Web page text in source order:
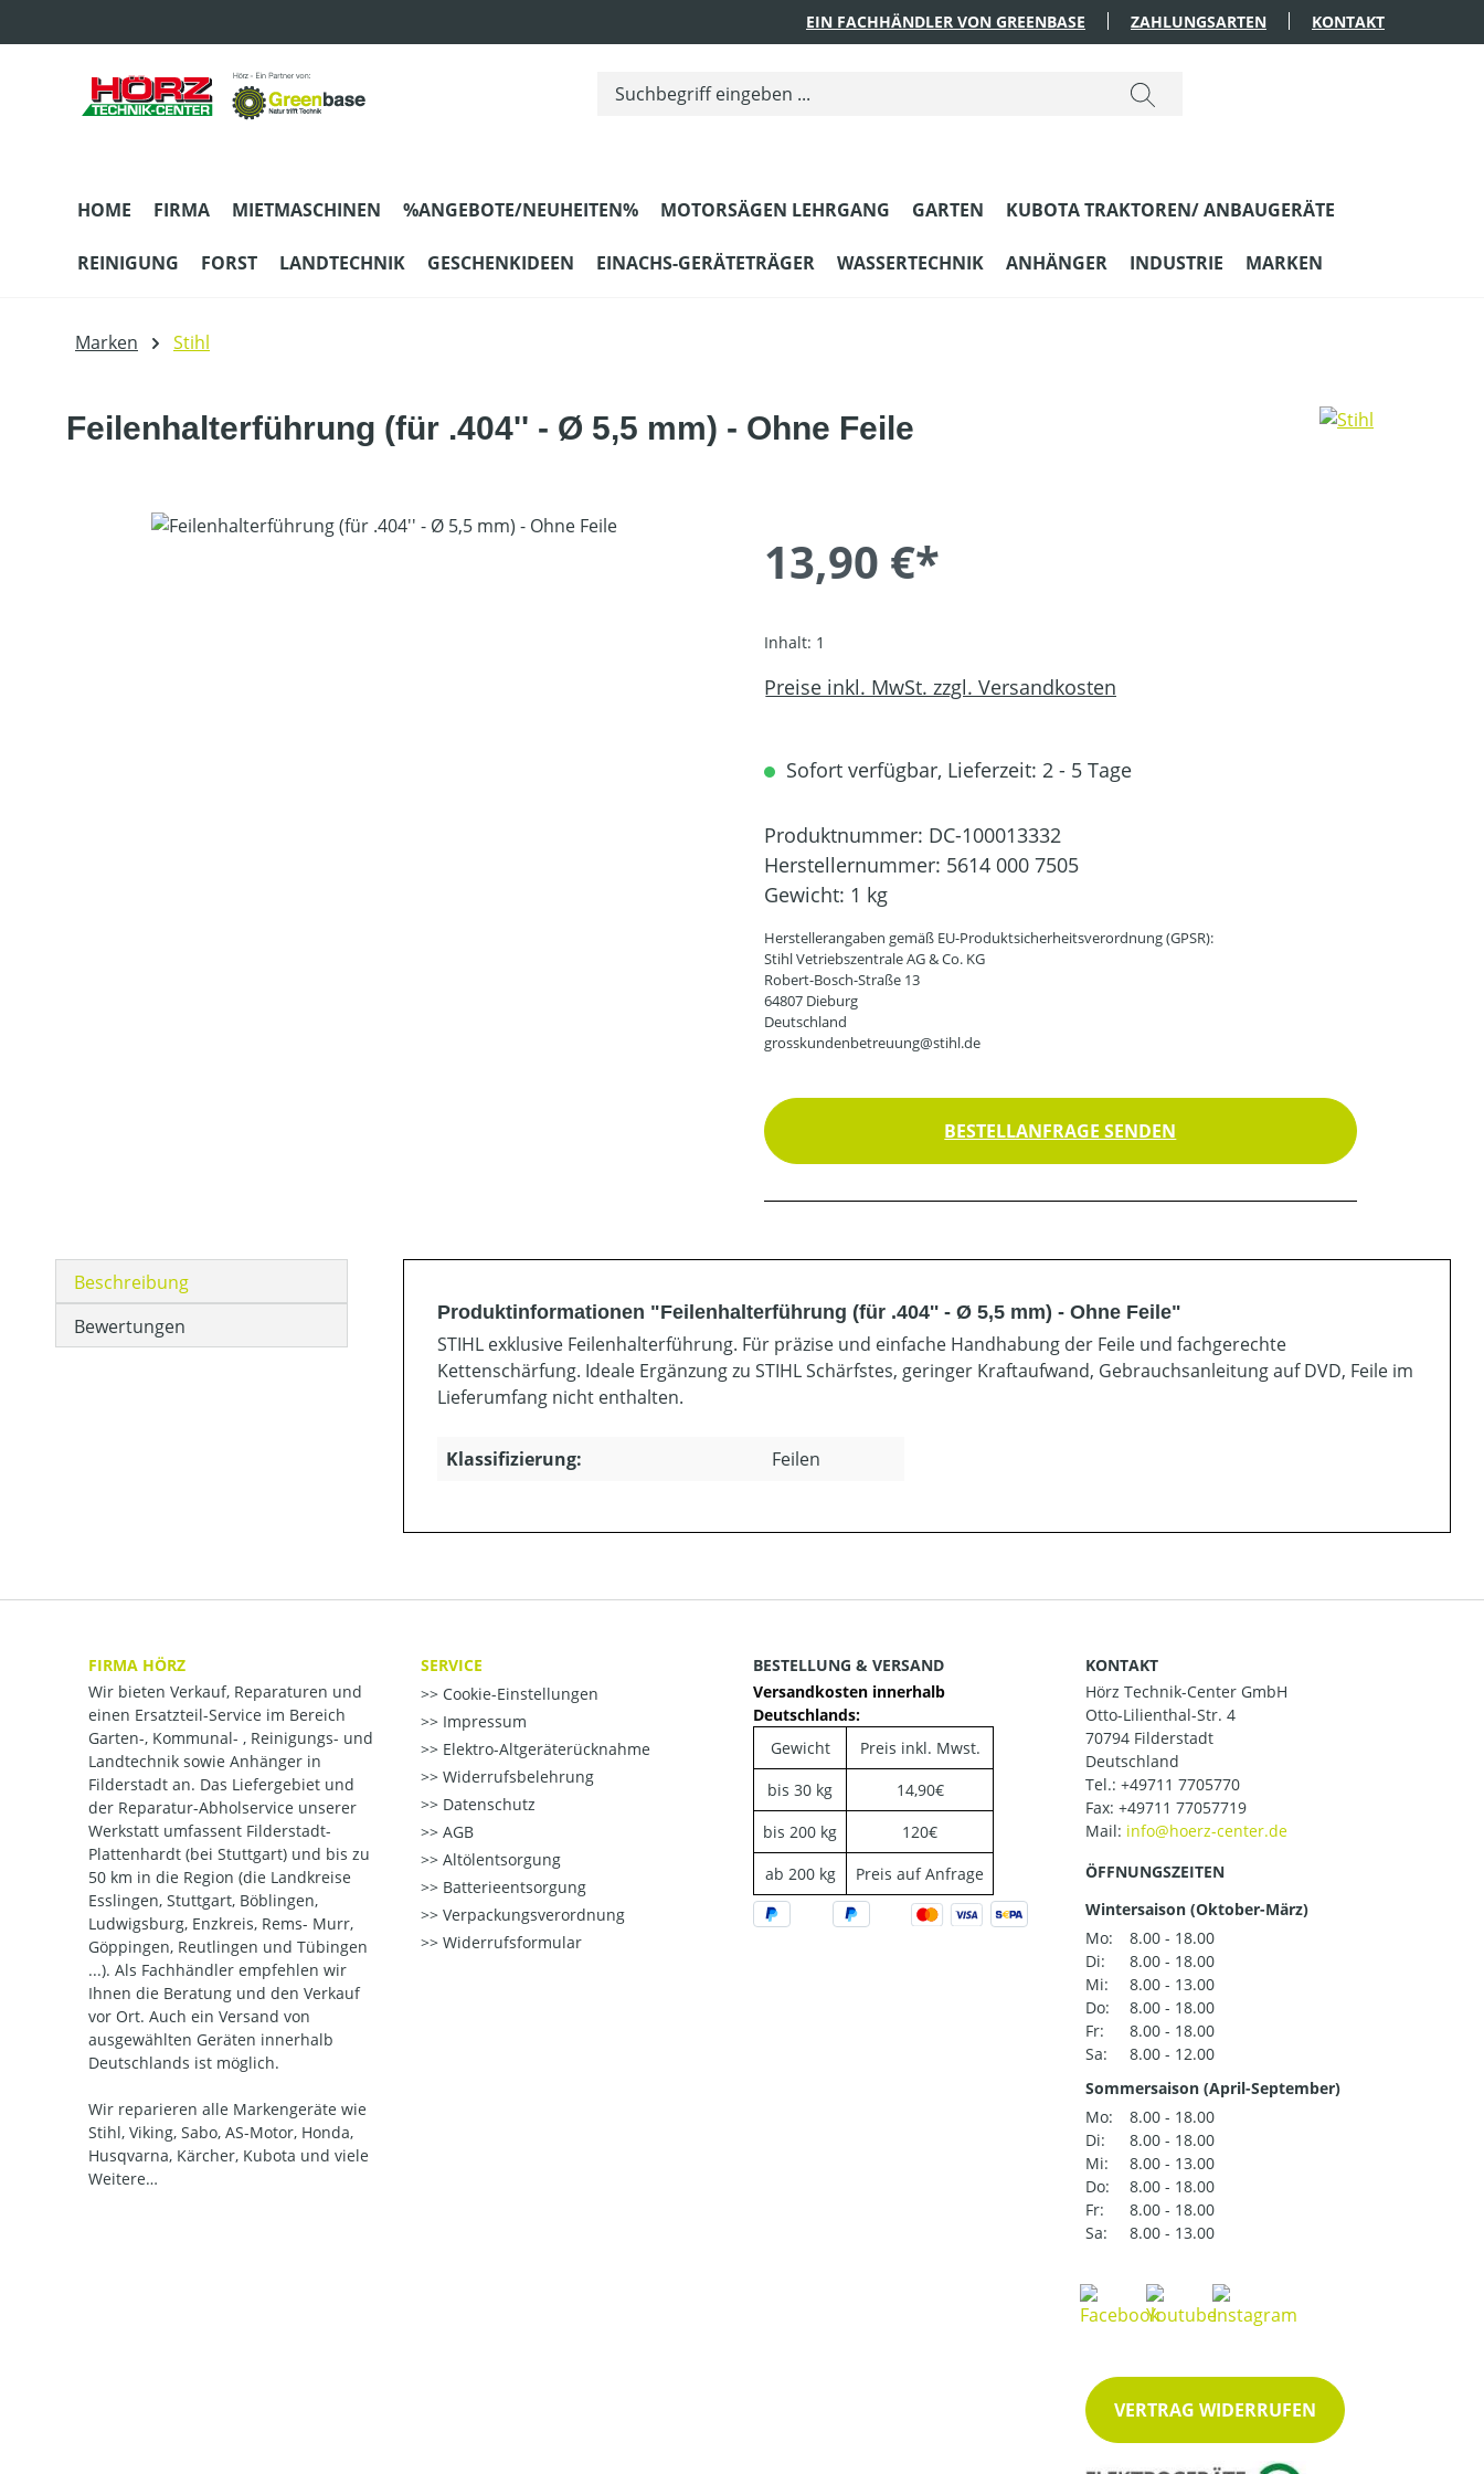
EIN FACHHÄNDLER VON GREENBASE ZAHLUNGSARTEN KONTAKT
HOME FIRMA MIETMASCHINEN %ANGEBOTE/NEUHEITEN% MOTORSÄGEN LEHRGANG GARTEN KUBOTA TRAKTOREN/ ANBAUGERÄTE
REINIGUNG FORST LANDTECHNIK GESCHENKIDEEN EINACHS-GERÄTETRÄGER WASSERTECHNIK ANHÄNGER INDUSTRIE MARKEN
Marken Stihl
Feilenhalterführung (für .404'' - Ø 5,5 mm) - Ohne Feile
Bildergalerie überspringen
13,90 €*
Inhalt: 1
Preise inkl. MwSt. zzgl. Versandkosten
Sofort verfügbar, Lieferzeit: 2 - 5 Tage
Produktnummer: DC-100013332
Herstellernummer: 5614 000 7505
Gewicht: 1 kg
Herstellerangaben gemäß EU-Produktsicherheitsverordnung (GPSR):
Stihl Vetriebszentrale AG & Co. KG
Robert-Bosch-Straße 13
64807 Dieburg
Deutschland
grosskundenbetreuung@stihl.de
BESTELLANFRAGE SENDEN
Beschreibung
Bewertungen
Produktinformationen "Feilenhalterführung (für .404'' - Ø 5,5 mm) - Ohne Feile"
STIHL exklusive Feilenhalterführung. Für präzise und einfache Handhabung der Feile und fachgerechte
Kettenschärfung. Ideale Ergänzung zu STIHL Schärfstes, geringer Kraftaufwand, Gebrauchsanleitung auf DVD, Feile im
Lieferumfang nicht enthalten.
Klassifizierung: Feilen
FIRMA HÖRZ
Wir bieten Verkauf, Reparaturen und
einen Ersatzteil-Service im Bereich
Garten-, Kommunal- , Reinigungs- und
Landtechnik sowie Anhänger in
Filderstadt an. Das Liefergebiet und
der Reparatur-Abholservice unserer
Werkstatt umfassent Filderstadt-
Plattenhardt (bei Stuttgart) und bis zu
50 km in die Region (die Landkreise
Esslingen, Stuttgart, Böblingen,
Ludwigsburg, Enzkreis, Rems- Murr,
Göppingen, Reutlingen und Tübingen
...). Als Fachhändler empfehlen wir
Ihnen die Beratung und den Verkauf
vor Ort. Auch ein Versand von
ausgewählten Geräten innerhalb
Deutschlands ist möglich.
Wir reparieren alle Markengeräte wie
Stihl, Viking, Sabo, AS-Motor, Honda,
Husqvarna, Kärcher, Kubota und viele
Weitere…
SERVICE
Cookie-Einstellungen
Impressum
Elektro-Altgeräterücknahme
Widerrufsbelehrung
Datenschutz
AGB
Altölentsorgung
Batterieentsorgung
Verpackungsverordnung
Widerrufsformular
BESTELLUNG & VERSAND
Versandkosten innerhalb
Deutschlands:
Gewicht
Preis inkl. Mwst.
bis 30 kg
14,90€
bis 200 kg
120€
ab 200 kg
Preis auf Anfrage
KONTAKT
Hörz Technik-Center GmbH
Otto-Lilienthal-Str. 4
70794 Filderstadt
Deutschland
Tel.: +49711 7705770
Fax: +49711 77057719
Mail:
ÖFFNUNGSZEITEN
Wintersaison (Oktober-März)
Mo:
8.00 - 18.00
Di:
8.00 - 18.00
Mi:
8.00 - 13.00
Do:
8.00 - 18.00
Fr:
8.00 - 18.00
Sa:
8.00 - 12.00
Sommersaison (April-September)
Mo:
8.00 - 18.00
Di:
8.00 - 18.00
Mi:
8.00 - 13.00
Do:
8.00 - 18.00
Fr:
8.00 - 18.00
Sa:
8.00 - 13.00
VERTRAG WIDERRUFEN